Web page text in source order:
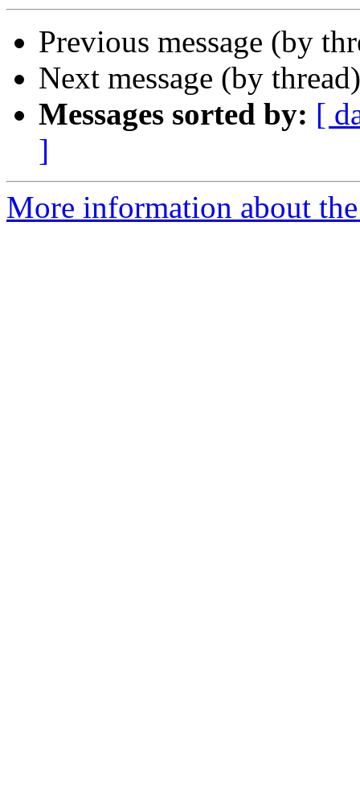
Previous message (by
Next message (by
Messages sorted by: [
]
More information about